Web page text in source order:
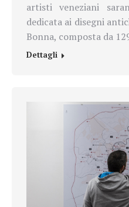
artisti veneziani
dedicata ai disegni
Bonna, composta da
Dettagli